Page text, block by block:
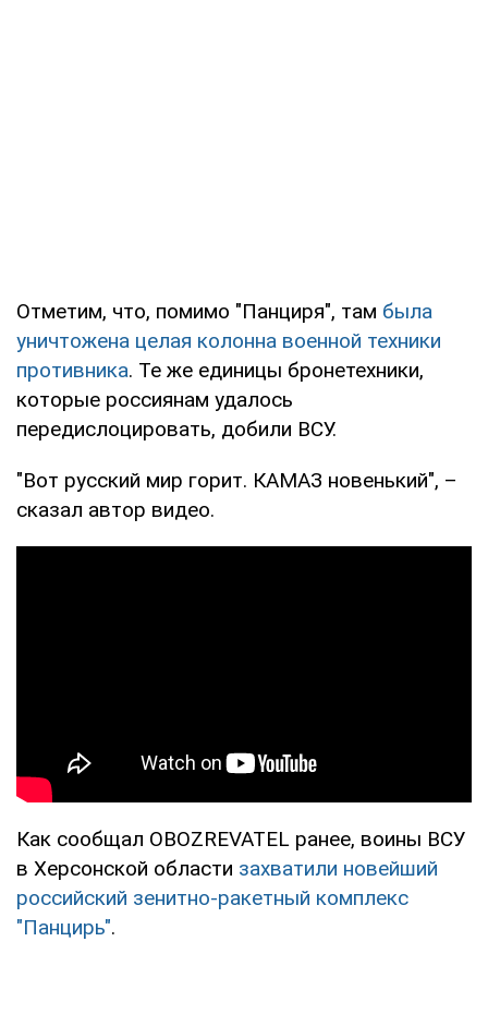
Отметим, что, помимо "Панциря", там была
уничтожена целая колонна военной техники
противника. Те же единицы бронетехники,
которые россиянам удалось
передислоцировать, добили ВСУ.
"Вот русский мир горит. КАМАЗ новенький", –
сказал автор видео.
Как сообщал OBOZREVATEL ранее, воины ВСУ
в Херсонской области захватили новейший
российский зенитно-ракетный комплекс
"Панцирь".